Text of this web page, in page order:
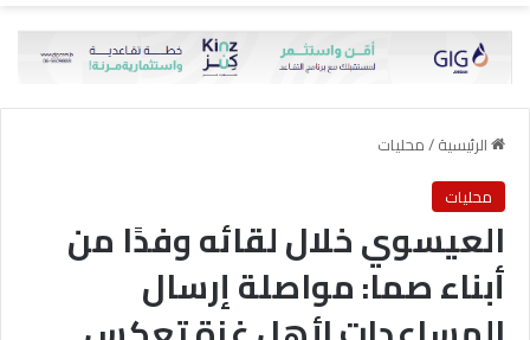
الرئيسية/محليات
محليات
العيسوي خلال لقائه وفدًا من
أبناء صما: مواصلة إرسال